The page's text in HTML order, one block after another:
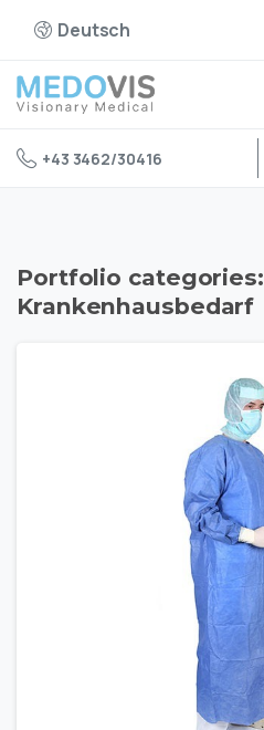
Deutsch
+43 3462/30416
Portfolio categories:
Krankenhausbedarf